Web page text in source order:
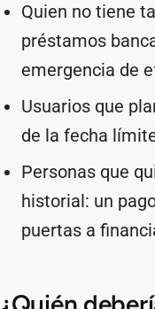
Quien no tiene
préstamos
emergencia de
Usuarios que
de la fecha
Personas que
historial: un
puertas a